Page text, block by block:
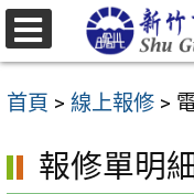
跳
至
要
容
首頁 > 線上報修 >
報修單明細
選
單